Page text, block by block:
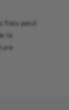
frais peut
la